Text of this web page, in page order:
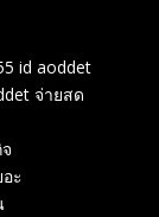
id aoddet
จ่ายสด
ะ